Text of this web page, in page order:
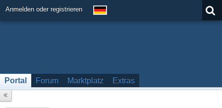
Anmelden oder registrieren
Portal Forum Marktplatz Extras